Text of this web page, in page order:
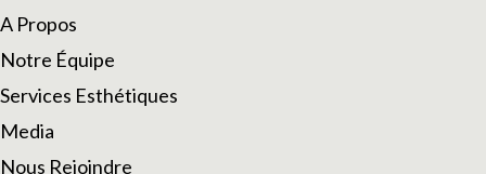
A Propos
Notre Équipe
Services Esthétiques
Media
Nous Rejoindre